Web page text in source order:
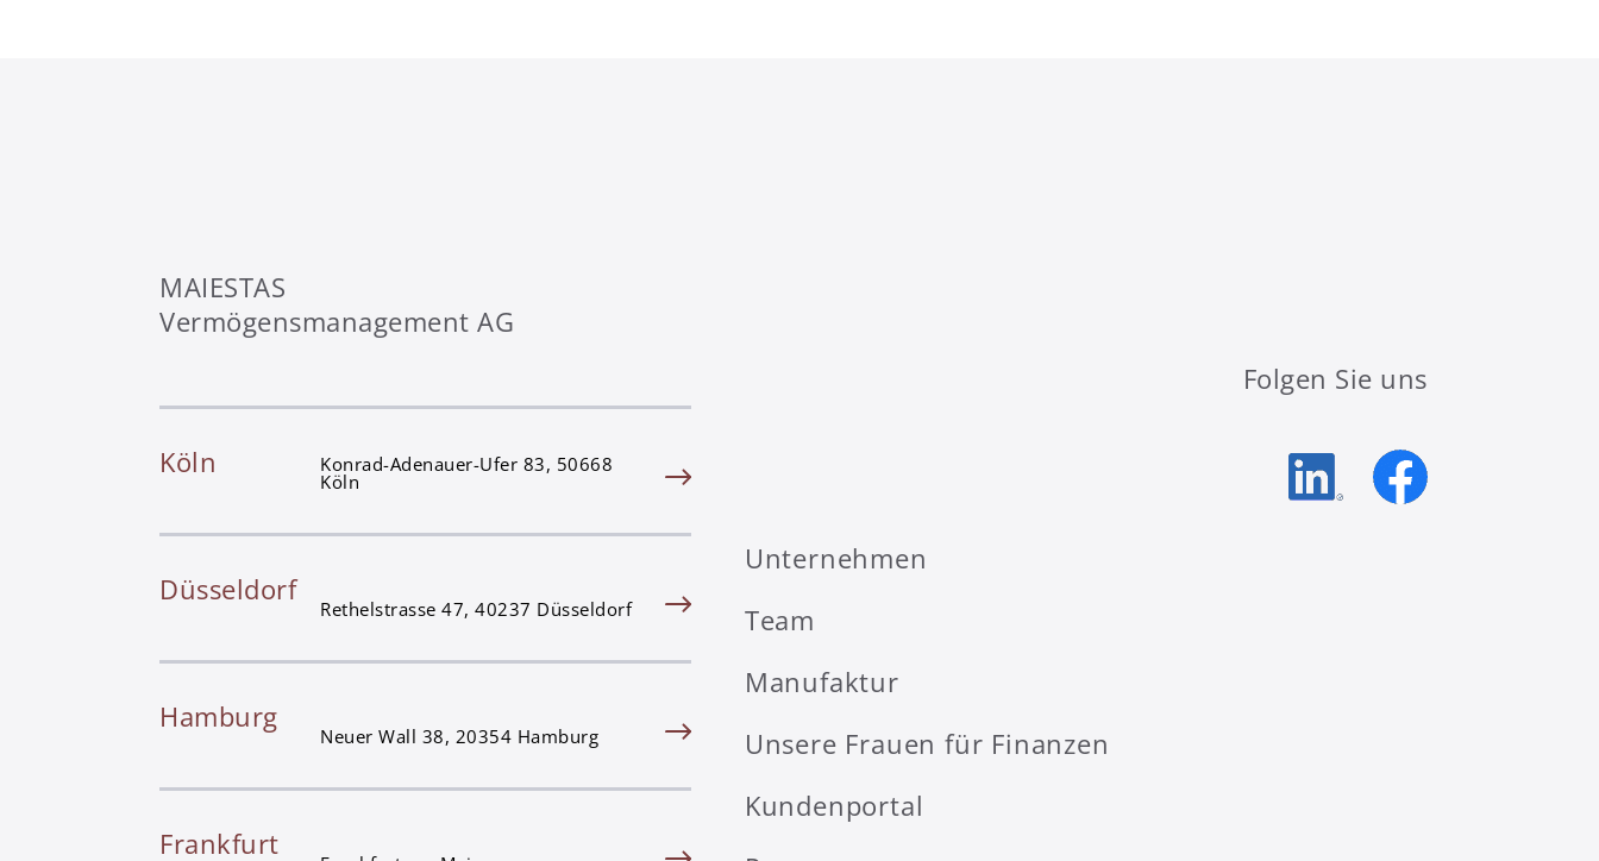
MAIESTAS
Vermögensmanagement AG
Köln Konrad-Adenauer-Ufer 83, 50668
Köln
Düsseldorf
Rethelstrasse 47, 40237 Düsseldorf
Hamburg
Neuer Wall 38, 20354 Hamburg
Frankfurt
Unternehmen
Team
Manufaktur
Unsere Frauen für Finanzen
Kundenportal
Folgen Sie uns